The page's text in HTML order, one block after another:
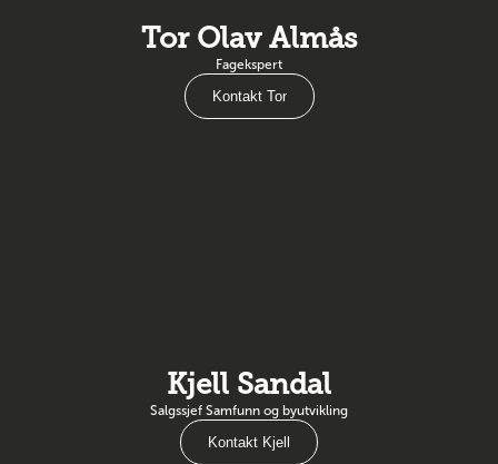
Tor Olav Almås
Fagekspert
Kontakt Tor
Kjell Sandal
Salgssjef Samfunn og byutvikling
Kontakt Kjell